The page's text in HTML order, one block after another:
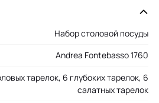
Набор столовой посуды
Andrea Fontebasso 1760
тарелок, 6 глубоких тарелок, 6
салатных тарелок